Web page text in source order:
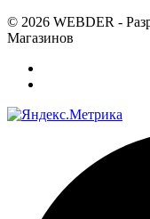
© 2026 WEBDER -
Магазинов